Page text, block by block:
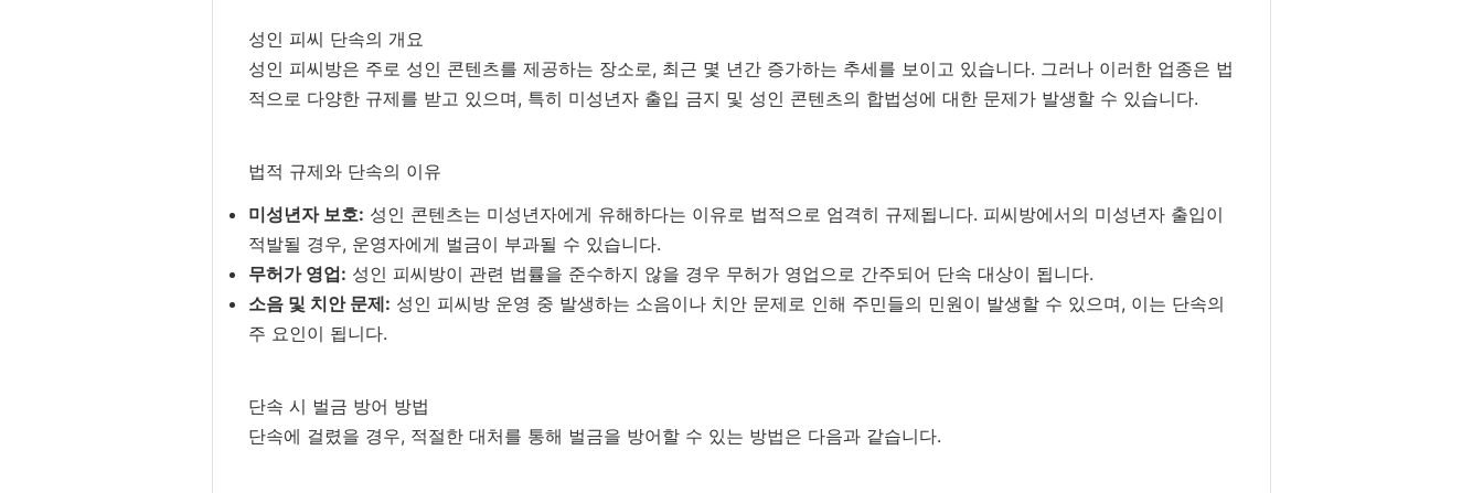
성인 피씨 단속의 개요
성인 피씨방은 주로 성인 콘텐츠를 제공하는 장소로, 최근 몇 년간 증가하는 추세를 보이고 있습니다. 그러나 이러한 업종은 법
적으로 다양한 규제를 받고 있으며, 특히 미성년자 출입 금지 및 성인 콘텐츠의 합법성에 대한 문제가 발생할 수 있습니다.
법적 규제와 단속의 이유
미성년자 보호: 성인 콘텐츠는 미성년자에게 유해하다는 이유로 법적으로 엄격히 규제됩니다. 피씨방에서의 미성년자 출입이
적발될 경우, 운영자에게 벌금이 부과될 수 있습니다.
무허가 영업: 성인 피씨방이 관련 법률을 준수하지 않을 경우 무허가 영업으로 간주되어 단속 대상이 됩니다.
소음 및 치안 문제: 성인 피씨방 운영 중 발생하는 소음이나 치안 문제로 인해 주민들의 민원이 발생할 수 있으며, 이는 단속의
주 요인이 됩니다.
단속 시 벌금 방어 방법
단속에 걸렸을 경우, 적절한 대처를 통해 벌금을 방어할 수 있는 방법은 다음과 같습니다.